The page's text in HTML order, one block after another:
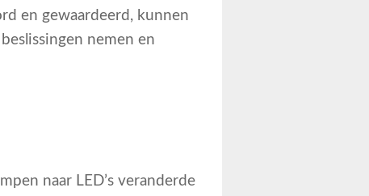
en gewaardeerd, kunnen
nemen en
naar LED’s veranderde